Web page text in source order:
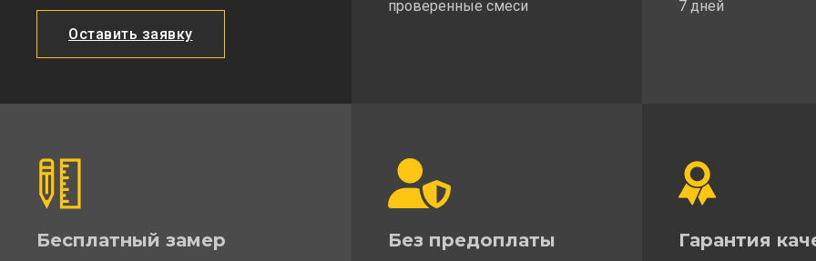
Оставить заявку
проверенные смеси
7 дней
Бесплатный замер Без предоплаты Гарантия